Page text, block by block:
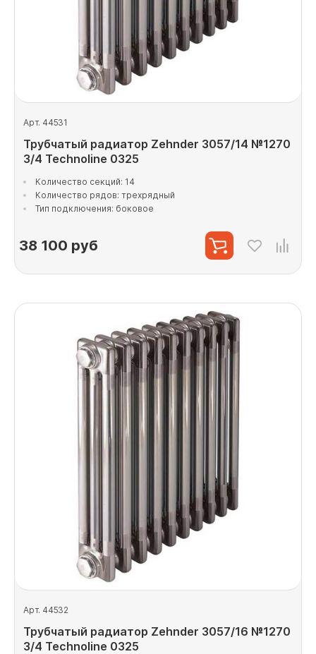
Арт. 44531
Трубчатый радиатор Zehnder 3057/14 №1270
3/4 Technoline 0325
Количество секций: 14
Количество рядов: трехрядный
Тип подключения: боковое
38 100 руб
Арт. 44532
Трубчатый радиатор Zehnder 3057/16 №1270
3/4 Technoline 0325